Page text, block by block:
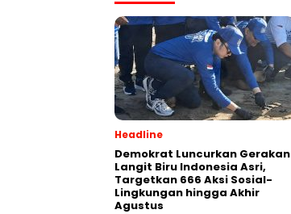
Headline
Demokrat Luncurkan Gerakan
Langit Biru Indonesia Asri,
Targetkan 666 Aksi Sosial-
Lingkungan hingga Akhir
Agustus